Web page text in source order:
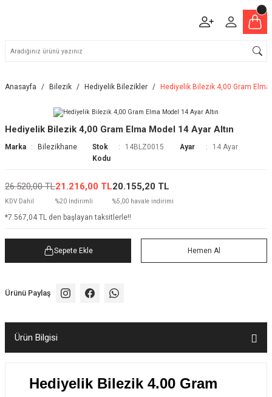
Anasayfa Bilezik Hediyelik Bilezikler Hediyelik Bilezik 4,00 Gram
Hediyelik Bilezik 4,00 Gram Elma Model 14 Ayar Altın
Marka Bilezikhane
Stok
Kodu
14BLZ0015 Ayar 14 Ayar
26.520,00 TL
KDV Dahil
21.216,00 TL
%20 İndirimli
20.155,20 TL
%5,00 havale indirimi
*7.567,04 TL den başlayan taksitlerle!!
Sepete Ekle Hemen Al
Ürünü Paylaş
Ürün Bilgisi
Hediyelik Bilezik 4.00 Gram